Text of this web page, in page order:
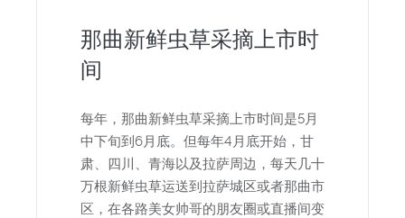
那曲新鲜虫草采摘上市时
间
每年，那曲新鲜虫草采摘上市时间是5月
中下旬到6月底。但每年4月底开始，甘
肃、四川、青海以及拉萨周边，每天几十
万根新鲜虫草运送到拉萨城区或者那曲市
区，在各路美女帅哥的朋友圈或直播间变